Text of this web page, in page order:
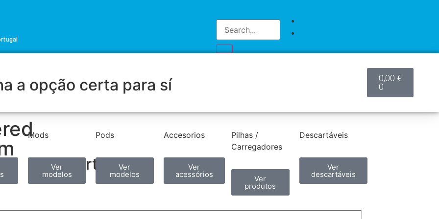
a opção certa para sí
Mods
Ver
modelos
Pods
Ver
modelos
Accesorios
Ver
acessórios
Pilhas /
Carregadores
Ver
produtos
Descartáveis
Ver
descartáveis
0,00 €
0
Partilhar